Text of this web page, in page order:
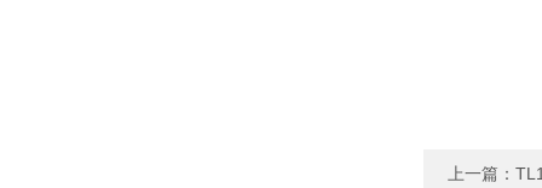
上一篇：